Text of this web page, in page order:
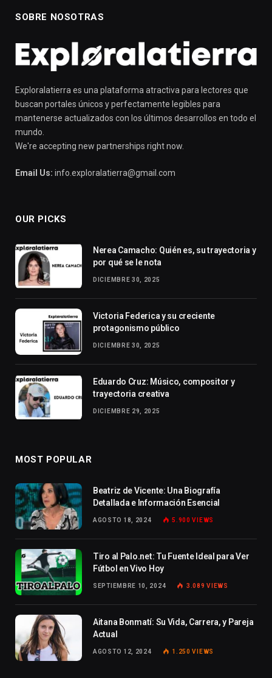
SOBRE NOSOTRAS
Exploralatierra es una plataforma atractiva para lectores que
buscan portales únicos y perfectamente legibles para
mantenerse actualizados con los últimos desarrollos en todo el
mundo.
We're accepting new partnerships right now.
Email Us: info.exploralatierra@gmail.com
OUR PICKS
Nerea Camacho: Quién es, su trayectoria y
por qué se le nota
DICIEMBRE 30, 2025
Victoria Federica y su creciente
protagonismo público
DICIEMBRE 30, 2025
Eduardo Cruz: Músico, compositor y
trayectoria creativa
DICIEMBRE 29, 2025
MOST POPULAR
Beatriz de Vicente: Una Biografía
Detallada e Información Esencial
AGOSTO 18, 2024 5.900VIEWS
Tiro al Palo.net: Tu Fuente Ideal para Ver
Fútbol en Vivo Hoy
SEPTIEMBRE 10, 2024 3.089VIEWS
Aitana Bonmatí: Su Vida, Carrera, y Pareja
Actual
AGOSTO 12, 2024 1.250VIEWS